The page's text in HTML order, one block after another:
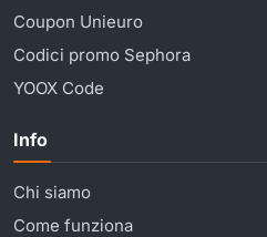
Coupon Unieuro
Codici promo Sephora
YOOX Code
Info
Chi siamo
Come funziona